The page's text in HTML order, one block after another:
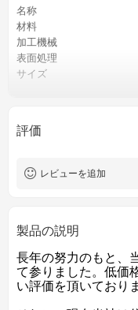
名称
材料
加工機械
表面処理
サイズ
過程
加工機械
評価
レビューを追加
製品の説明
長年の努力のもと、
て参りました。低価
い評価を頂いており